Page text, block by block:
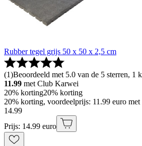
Rubber tegel grijs 50 x 50 x 2,5 cm
(1)Beoordeeld met 5.0 van de 5 sterren, 1
11.99 met Club Karwei
20% korting20% korting
20% korting, voordeelprijs: 11.99 euro
14.99
Prijs: 14.99 euro